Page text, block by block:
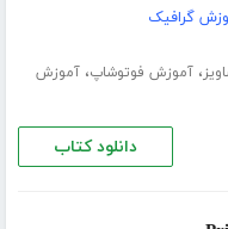
گرافیک
،آموزش فوتوشاپ،آموزش
دانلود کتاب